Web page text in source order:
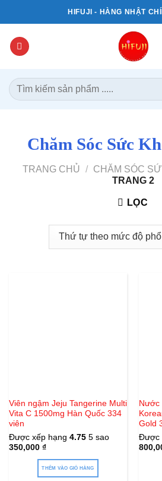
qua
dung
HIFUJI - HÀNG NHẬT
Tìm
kiếm:
Chăm Sóc Sức
TRANG CHỦ / CHĂM SÓC
TRANG 2
LỌC
Viên ngậm Jeju Tangerine Multi
Vita C 1500mg Hàn Quốc 334
viên
Được xếp hạng 4.755 sao
350,000 ₫
THÊM VÀO GIỎ HÀNG
Nước
Gold
Được